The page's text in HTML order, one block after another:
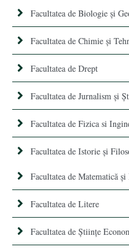
Facultatea de Biologie și
Facultatea de Chimie şi
Facultatea de Drept
Facultatea de Jurnalism şi
Facultatea de Fizica si
Facultatea de Istorie şi
Facultatea de Matematică
Facultatea de Litere
Facultatea de Științe